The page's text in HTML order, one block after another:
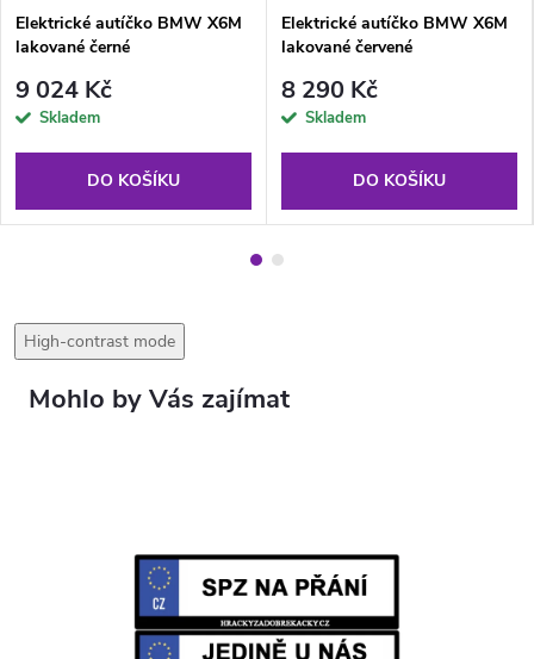
Elektrické autíčko BMW X6M
lakované černé
9 024 Kč
Skladem
DO KOŠÍKU
Elektrické autíčko BMW X6M
lakované červené
8 290 Kč
Skladem
DO KOŠÍKU
High-contrast mode